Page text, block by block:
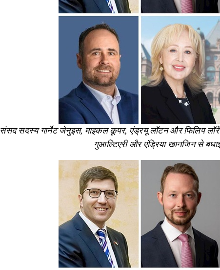
संसद सदस्य गार्नेट जेनुइस, माइकल कूपर, एंड्रयू लॉटन और फिलिप
गुआल्टिएरी और एंड्रिया खानजिन से